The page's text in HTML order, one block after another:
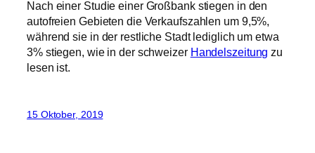
15 Oktober, 2019
Halle: Verbot von